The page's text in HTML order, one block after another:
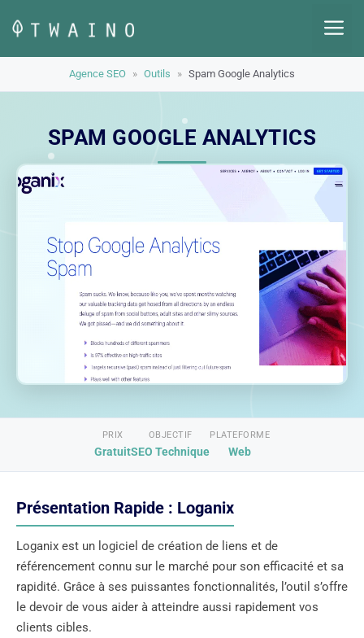
au
contenu
Agence SEO » Outils » Spam Google Analytics
SPAM GOOGLE ANALYTICS
PRIX
Gratuit
OBJECTIF
SEO Technique
PLATEFORME
Web
Présentation Rapide : Loganix
Loganix est un logiciel de création de liens et de
référencement connu sur le marché pour son efficacité et sa
rapidité. Grâce à ses puissantes fonctionnalités, l’outil s’offre
le devoir de vous aider à atteindre aussi rapidement vos
clients cibles.